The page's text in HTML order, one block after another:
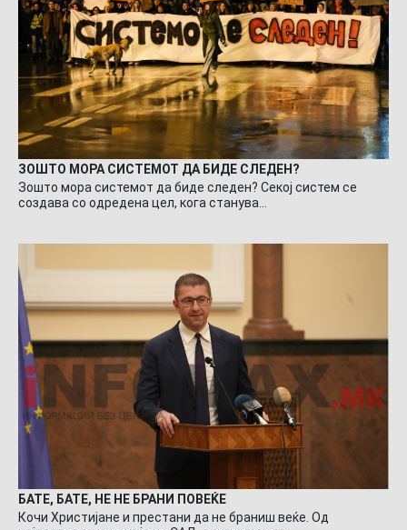
ЗОШТО МОРА СИСТЕМОТ ДА БИДЕ СЛЕДЕН?
Зошто мора системот да биде следен? Секој систем се
создава со одредена цел, кога станува…
БАТЕ, БАТЕ, НЕ НЕ БРАНИ ПОВЕЌЕ
Кочи Христијане и престани да не браниш веќе. Од